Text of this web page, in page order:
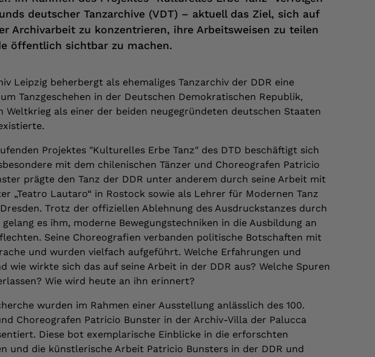
deutscher Tanzarchive (VDT) – aktuell das Ziel, sich auf
Archivarbeit zu konzentrieren, ihre Arbeitsweisen zu teilen
öffentlich sichtbar zu machen.
Leipzig beherbergt als ehemaliges Tanzarchiv der DDR eine
Tanzgeschehen in der Deutschen Demokratischen Republik,
Weltkrieg als einer der beiden neugegründeten deutschen Staaten
Projektes "Kulturelles Erbe Tanz" des DTD beschäftigt sich
mit dem chilenischen Tänzer und Choreografen Patricio
prägte den Tanz der DDR unter anderem durch seine Arbeit mit
„Teatro Lautaro“ in Rostock sowie als Lehrer für Modernen Tanz
Trotz der offiziellen Ablehnung des Ausdruckstanzes durch
es ihm, moderne Bewegungstechniken in die Ausbildung an
Seine Choreografien verbanden politische Botschaften mit
und wurden vielfach aufgeführt. Welche Erfahrungen und
wie wirkte sich das auf seine Arbeit in der DDR aus? Welche Spuren
Wie wird heute an ihn erinnert?
wurden im Rahmen einer Ausstellung anlässlich des 100.
Choreografen Patricio Bunster in der Archiv-Villa der Palucca
Diese bot exemplarische Einblicke in die erforschten
und die künstlerische Arbeit Patricio Bunsters in der DDR und